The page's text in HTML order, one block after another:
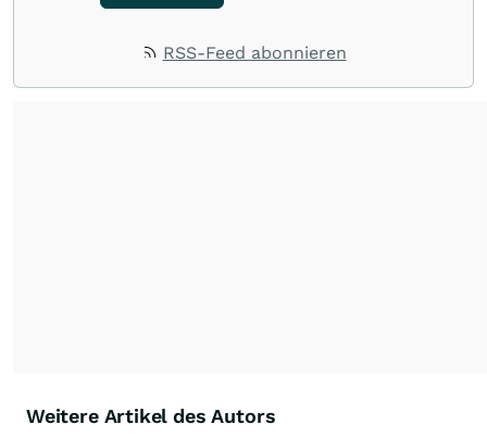
RSS-Feed abonnieren
Weitere Artikel des Autors